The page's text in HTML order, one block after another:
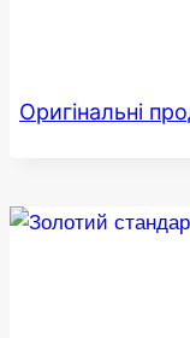
Оригінальні